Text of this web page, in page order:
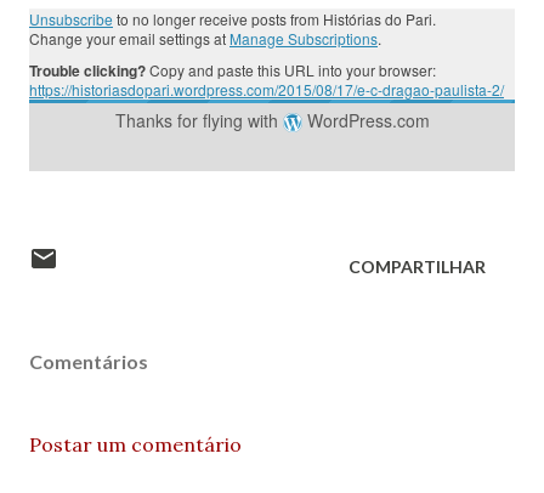
Unsubscribe to no longer receive posts from Histórias do Pari.
Change your email settings at Manage Subscriptions.
Trouble clicking?Copy and paste this URL into your browser:
https://historiasdopari.wordpress.com/2015/08/17/e-c-dragao-paulista-2/
Thanks for flying with WordPress.com
COMPARTILHAR
Comentários
Postar um comentário